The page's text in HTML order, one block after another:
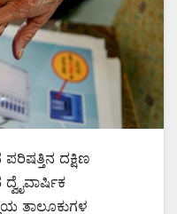
ದಕ್ಷಿಣ
ತಾಲೂಕುಗಳ